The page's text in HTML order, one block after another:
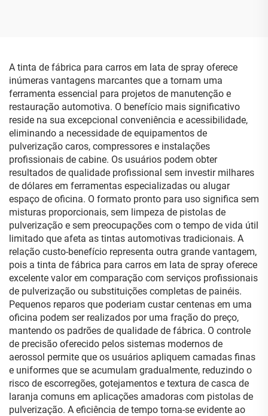
A tinta de fábrica para carros em lata de spray oferece
inúmeras vantagens marcantes que a tornam uma
ferramenta essencial para projetos de manutenção e
restauração automotiva. O benefício mais significativo
reside na sua excepcional conveniência e acessibilidade,
eliminando a necessidade de equipamentos de
pulverização caros, compressores e instalações
profissionais de cabine. Os usuários podem obter
resultados de qualidade profissional sem investir milhares
de dólares em ferramentas especializadas ou alugar
espaço de oficina. O formato pronto para uso significa sem
misturas proporcionais, sem limpeza de pistolas de
pulverização e sem preocupações com o tempo de vida útil
limitado que afeta as tintas automotivas tradicionais. A
relação custo-benefício representa outra grande vantagem,
pois a tinta de fábrica para carros em lata de spray oferece
excelente valor em comparação com serviços profissionais
de pulverização ou substituições completas de painéis.
Pequenos reparos que poderiam custar centenas em uma
oficina podem ser realizados por uma fração do preço,
mantendo os padrões de qualidade de fábrica. O controle
de precisão oferecido pelos sistemas modernos de
aerossol permite que os usuários apliquem camadas finas
e uniformes que se acumulam gradualmente, reduzindo o
risco de escorregões, gotejamentos e textura de casca de
laranja comuns em aplicações amadoras com pistolas de
pulverização. A eficiência de tempo torna-se evidente ao